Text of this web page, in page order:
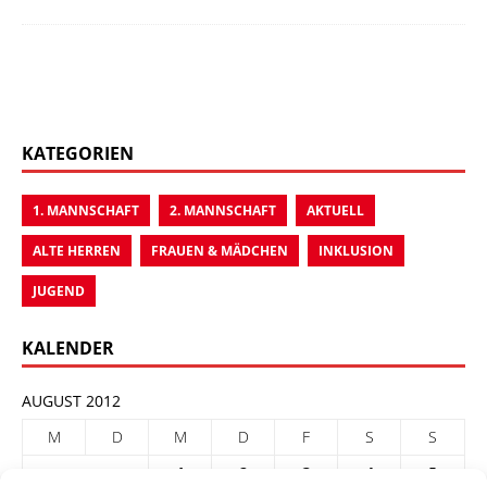
KATEGORIEN
1. MANNSCHAFT 2. MANNSCHAFT AKTUELL
ALTE HERREN FRAUEN & MÄDCHEN INKLUSION
JUGEND
KALENDER
AUGUST 2012
M
D M D F S
S
1
2 3 4 5